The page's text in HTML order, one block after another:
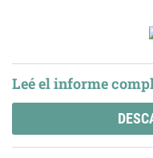
Leé el informe